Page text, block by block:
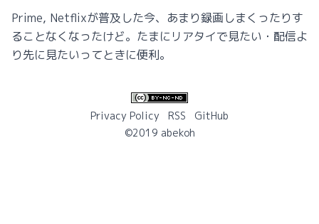
Prime, Netflixが普及した今、あまり録画しまくったりす
ることなくなったけど。たまにリアタイで見たい・配信よ
り先に見たいってときに便利。
Privacy Policy RSS
GitHub
©2019 abekoh